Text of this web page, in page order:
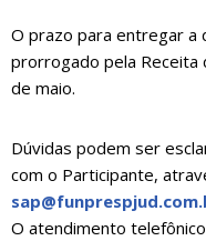
O prazo para entregar a
prorrogado pela Receita
de maio.
Dúvidas podem ser
com o Participante,
O atendimento